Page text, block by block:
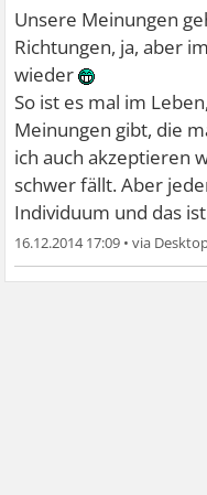
Unsere Meinungen
Richtungen, ja, aber
wieder
So ist es mal im
Meinungen gibt, die
ich auch akzeptieren
schwer fällt. Aber
Individuum und das
16.12.2014 17:09 •